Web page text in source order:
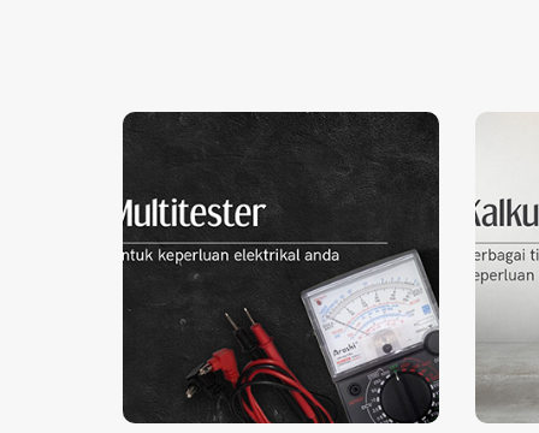
Multitester
Untuk keperluan elektrikal
anda.
Klik untuk
selengkapnya